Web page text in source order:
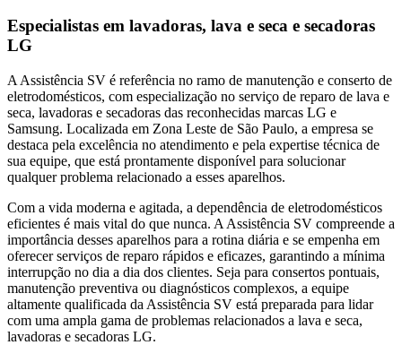
Especialistas em lavadoras, lava e seca e secadoras
LG
A Assistência SV é referência no ramo de manutenção e conserto de
eletrodomésticos, com especialização no serviço de reparo de lava e
seca, lavadoras e secadoras das reconhecidas marcas LG e
Samsung. Localizada em Zona Leste de São Paulo, a empresa se
destaca pela excelência no atendimento e pela expertise técnica de
sua equipe, que está prontamente disponível para solucionar
qualquer problema relacionado a esses aparelhos.
Com a vida moderna e agitada, a dependência de eletrodomésticos
eficientes é mais vital do que nunca. A Assistência SV compreende a
importância desses aparelhos para a rotina diária e se empenha em
oferecer serviços de reparo rápidos e eficazes, garantindo a mínima
interrupção no dia a dia dos clientes. Seja para consertos pontuais,
manutenção preventiva ou diagnósticos complexos, a equipe
altamente qualificada da Assistência SV está preparada para lidar
com uma ampla gama de problemas relacionados a lava e seca,
lavadoras e secadoras LG.